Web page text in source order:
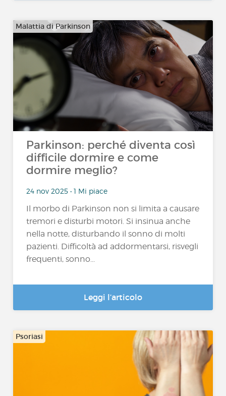
Malattia di Parkinson
Parkinson: perché diventa così
difficile dormire e come
dormire meglio?
24 nov 2025 • 1 Mi piace
Il morbo di Parkinson non si limita a causare
tremori e disturbi motori. Si insinua anche
nella notte, disturbando il sonno di molti
pazienti. Difficoltà ad addormentarsi, risvegli
frequenti, sonno...
Leggi l’articolo
Psoriasi